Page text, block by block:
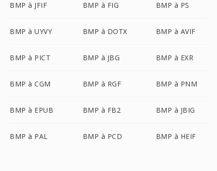
BMP à JFIF BMP à FIG BMP à PS
BMP à UYVY BMP à DOTX BMP à AVIF
BMP à PICT BMP à JBG BMP à EXR
BMP à CGM BMP à RGF BMP à PNM
BMP à EPUB BMP à FB2 BMP à JBIG
BMP à PAL BMP à PCD BMP à HEIF